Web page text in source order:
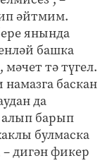
әйтмим.
янында
башка
тә түгел.
баскан
да
алып барып
булмаска
– дигән фикер